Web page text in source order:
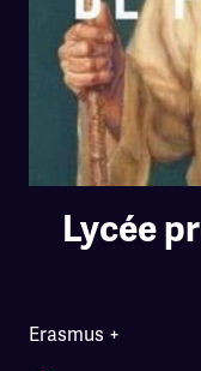
Lycée
Erasmus +